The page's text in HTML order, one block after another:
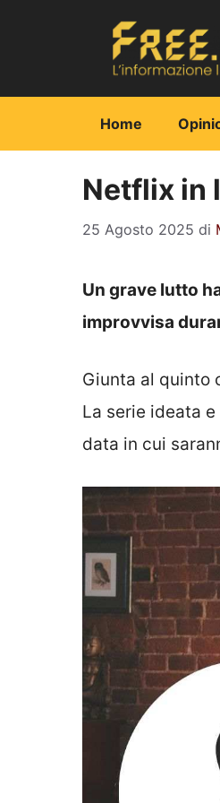
Home
Netflix in
25 Agosto 2025 di
Un grave lutto
improvvisa
Giunta al quinto
La serie ideata
data in cui